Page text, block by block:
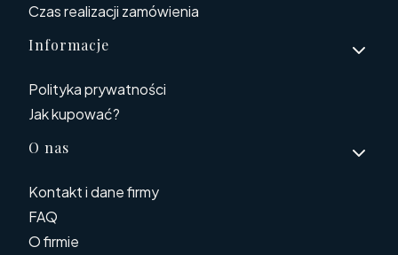
Czas realizacji zamówienia
Informacje
Polityka prywatności
Jak kupować?
O nas
Kontakt i dane firmy
FAQ
O firmie